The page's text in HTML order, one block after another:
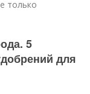
только
5
для